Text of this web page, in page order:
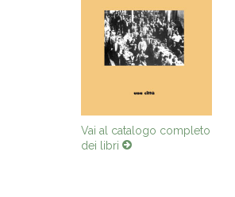
Vai al catalogo completo
dei libri